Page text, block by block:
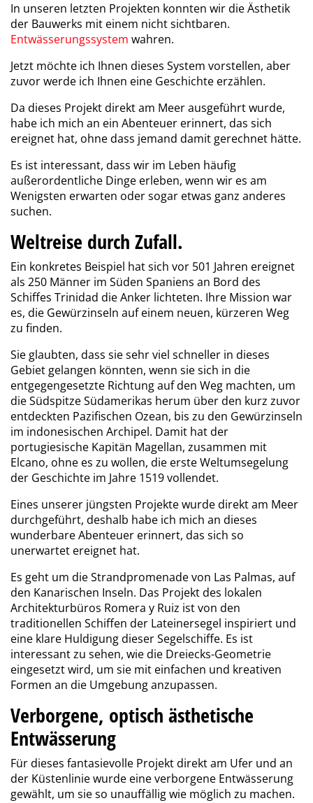
In unseren letzten Projekten konnten wir die Ästhetik
der Bauwerks mit einem nicht sichtbaren.
Entwässerungssystem wahren.
Jetzt möchte ich Ihnen dieses System vorstellen, aber
zuvor werde ich Ihnen eine Geschichte erzählen.
Da dieses Projekt direkt am Meer ausgeführt wurde,
habe ich mich an ein Abenteuer erinnert, das sich
ereignet hat, ohne dass jemand damit gerechnet hätte.
Es ist interessant, dass wir im Leben häufig
außerordentliche Dinge erleben, wenn wir es am
Wenigsten erwarten oder sogar etwas ganz anderes
suchen.
Weltreise durch Zufall.
Ein konkretes Beispiel hat sich vor 501 Jahren ereignet
als 250 Männer im Süden Spaniens an Bord des
Schiffes Trinidad die Anker lichteten. Ihre Mission war
es, die Gewürzinseln auf einem neuen, kürzeren Weg
zu finden.
Sie glaubten, dass sie sehr viel schneller in dieses
Gebiet gelangen könnten, wenn sie sich in die
entgegengesetzte Richtung auf den Weg machten, um
die Südspitze Südamerikas herum über den kurz zuvor
entdeckten Pazifischen Ozean, bis zu den Gewürzinseln
im indonesischen Archipel. Damit hat der
portugiesische Kapitän Magellan, zusammen mit
Elcano, ohne es zu wollen, die erste Weltumsegelung
der Geschichte im Jahre 1519 vollendet.
Eines unserer jüngsten Projekte wurde direkt am Meer
durchgeführt, deshalb habe ich mich an dieses
wunderbare Abenteuer erinnert, das sich so
unerwartet ereignet hat.
Es geht um die Strandpromenade von Las Palmas, auf
den Kanarischen Inseln. Das Projekt des lokalen
Architekturbüros Romera y Ruiz ist von den
traditionellen Schiffen der Lateinersegel inspiriert und
eine klare Huldigung dieser Segelschiffe. Es ist
interessant zu sehen, wie die Dreiecks-Geometrie
eingesetzt wird, um sie mit einfachen und kreativen
Formen an die Umgebung anzupassen.
Verborgene, optisch ästhetische
Entwässerung
Für dieses fantasievolle Projekt direkt am Ufer und an
der Küstenlinie wurde eine verborgene Entwässerung
gewählt, um sie so unauffällig wie möglich zu machen.